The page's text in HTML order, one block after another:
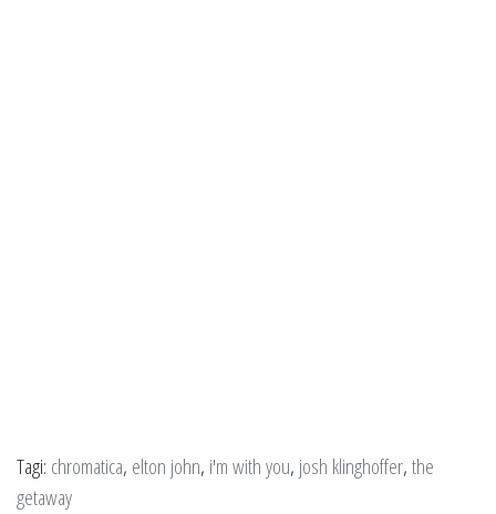
Tagi: chromatica, elton john, i'm with you, josh klinghoffer,the
getaway